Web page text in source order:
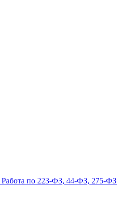
Работа по 223-ФЗ, 44-ФЗ, 275-ФЗ